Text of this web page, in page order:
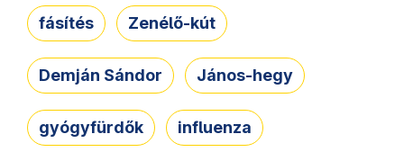
fásítés Zenélő-kút
Demján Sándor János-hegy
gyógyfürdők influenza